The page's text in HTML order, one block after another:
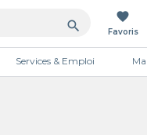
search
favorite
Favoris
Services & Emploi